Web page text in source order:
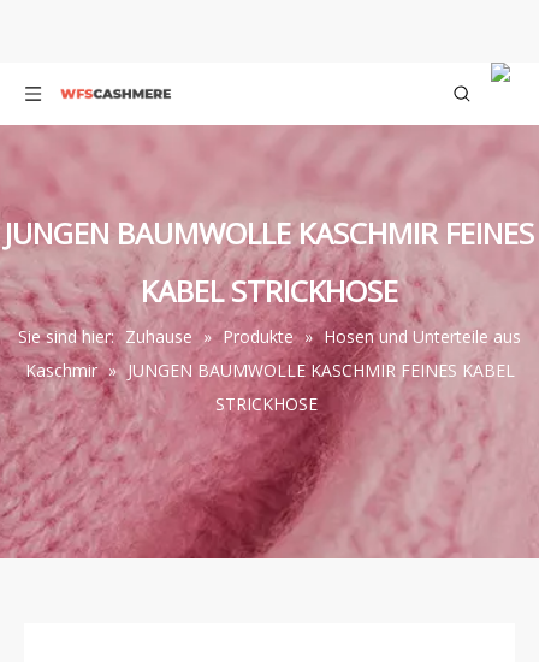
JUNGEN BAUMWOLLE KASCHMIR FEINES
KABEL STRICKHOSE
Sie sind hier: Zuhause » Produkte » Hosen und Unterteile aus
Kaschmir » JUNGEN BAUMWOLLE KASCHMIR FEINES KABEL
STRICKHOSE